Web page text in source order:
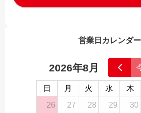
営業日カレンダー
2026年8月
日 月 火 水 木
26
27 28 29 30